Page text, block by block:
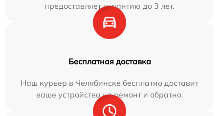
предоставляет гарантию до 3 лет.
Бесплатная доставка
Наш курьер в Челябинске бесплатно доставит
ваше устройство на ремонт и обратно.